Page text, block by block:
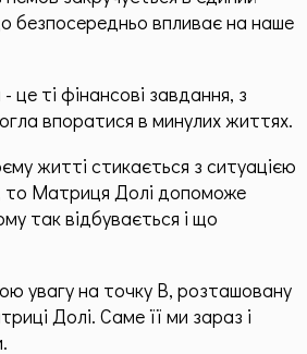
безпосередньо впливає на наше
ті фінансові завдання, з
впоратися в минулих життях.
житті стикається з ситуацією
то Матриця Долі допоможе
так відбувається і що
увагу на точку В, розташовану
Долі. Саме її ми зараз і